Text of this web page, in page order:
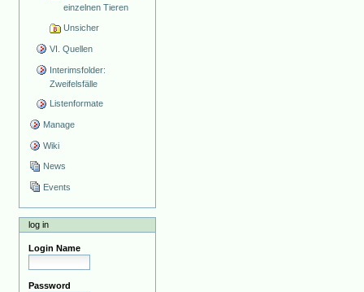
einzelnen Tieren
Unsicher
VI. Quellen
Interimsfolder:
Zweifelsfälle
Listenformate
Manage
Wiki
News
Events
log in
Login Name
Password